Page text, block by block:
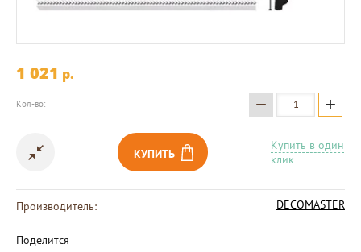
1 021 p.
Кол-во: − +
КУПИТЬ
Купить в один
клик
Производитель: DECOMASTER
Поделится